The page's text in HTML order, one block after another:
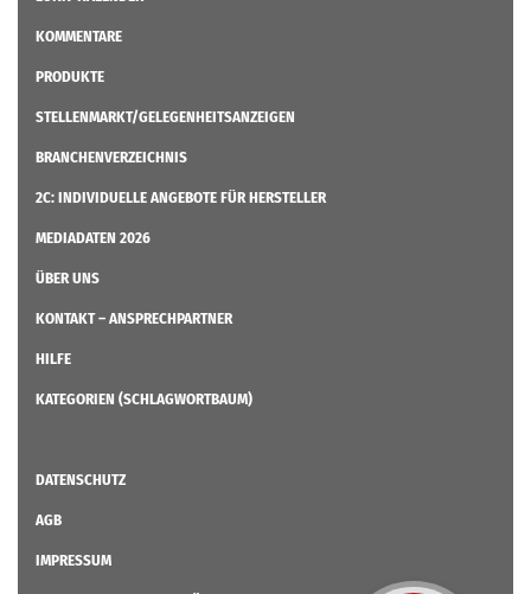
KOMMENTARE
PRODUKTE
STELLENMARKT/GELEGENHEITSANZEIGEN
BRANCHENVERZEICHNIS
2C: INDIVIDUELLE ANGEBOTE FÜR HERSTELLER
MEDIADATEN 2026
ÜBER UNS
KONTAKT – ANSPRECHPARTNER
HILFE
KATEGORIEN (SCHLAGWORTBAUM)
DATENSCHUTZ
AGB
IMPRESSUM